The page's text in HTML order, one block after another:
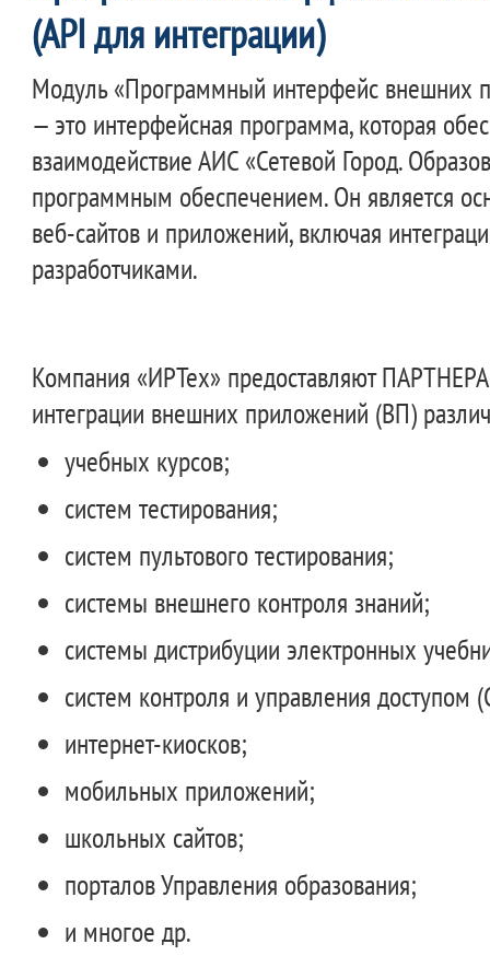
(API для интеграции)
Модуль «Программный интерфейс внешних
— это интерфейсная программа, которая
взаимодействие АИС «Сетевой Город.
программным обеспечением. Он является
веб-сайтов и приложений, включая
разработчиками.
Компания «ИРТех» предоставляют
интеграции внешних приложений (ВП)
учебных курсов;
систем тестирования;
систем пультового тестирования;
системы внешнего контроля знаний;
системы дистрибуции электронных
систем контроля и управления доступом
интернет-киосков;
мобильных приложений;
школьных сайтов;
порталов Управления образования;
и многое др.